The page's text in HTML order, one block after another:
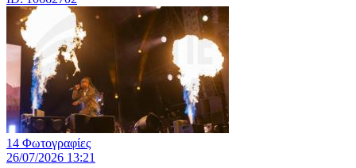
14 Φωτογραφίες
26/07/2026 13:21